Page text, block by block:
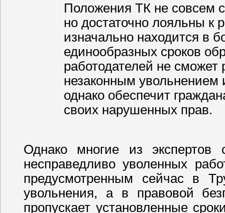
Положения ТК не совсем
но достаточно лояльны к
изначально находится в
единообразных сроков
работодателей не
незаконным увольнением
однако обеспечит
своих нарушенных прав.
Однако многие из экспертов
несправедливо уволенных
предусмотренным сейчас в
увольнения, а в правовой
пропускает установленные